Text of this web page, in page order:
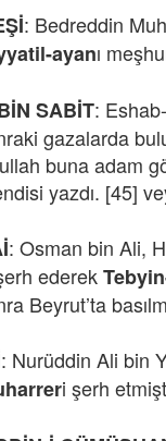
: Bedreddin
ayanı
SABİT:
gazalarda
buna adam
yazdı. [45]
: Osman bin Ali,
ederek
Beyrut’ta
: Nurüddin Ali bin
i şerh